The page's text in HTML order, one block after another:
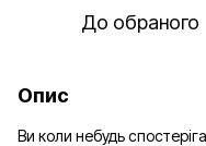
До обраного
Опис
Ви коли небудь